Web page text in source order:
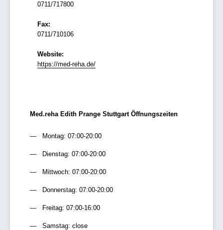
0711/717800
Fax:
0711/710106
Website:
https://med-reha.de/
Med.reha Edith Prange Stuttgart Öffnungszeiten
Montag: 07:00-20:00
Dienstag: 07:00-20:00
Mittwoch: 07:00-20:00
Donnerstag: 07:00-20:00
Freitag: 07:00-16:00
Samstag: close